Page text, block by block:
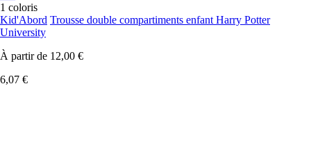
1 coloris
Kid'Abord Trousse double compartiments enfant Harry Potter
University
À partir de 12,00 €
6,07 €